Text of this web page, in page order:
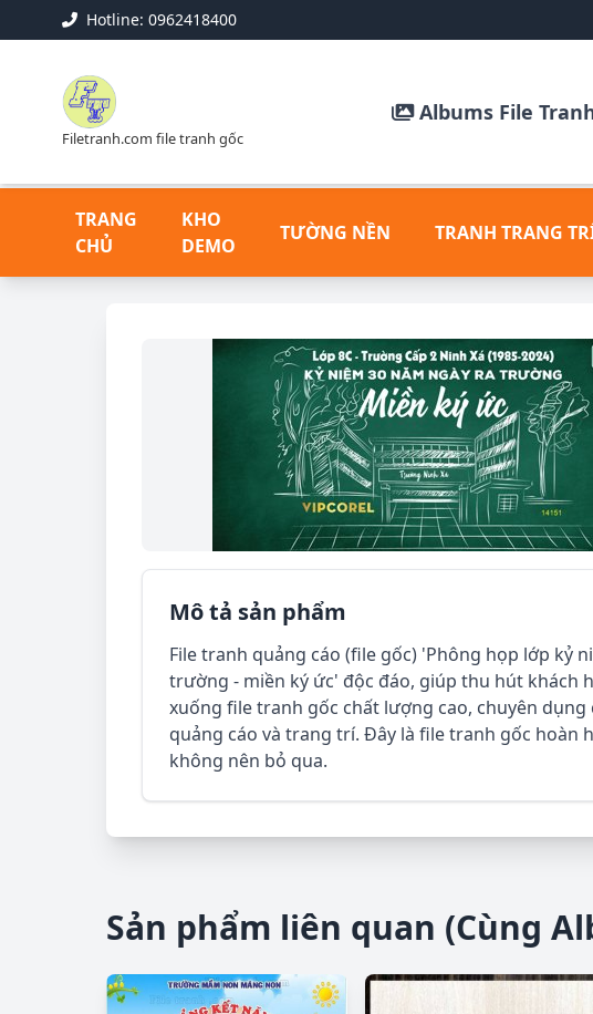
Hotline: 0962418400
Filetranh.com file tranh gốc
Albums File
TRANG
CHỦ
KHO
DEMO
TƯỜNG NỀN TRANH TRANG
Mô tả sản phẩm
File tranh quảng cáo (file gốc) 'Phông họp lớp kỷ
trường - miền ký ức' độc đáo, giúp thu hút khách
xuống file tranh gốc chất lượng cao, chuyên dụng
quảng cáo và trang trí. Đây là file tranh gốc hoàn
không nên bỏ qua.
Sản phẩm liên quan (Cùng